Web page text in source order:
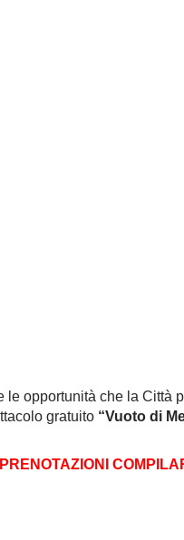
le opportunità che la Città
gratuito “Vuoto di